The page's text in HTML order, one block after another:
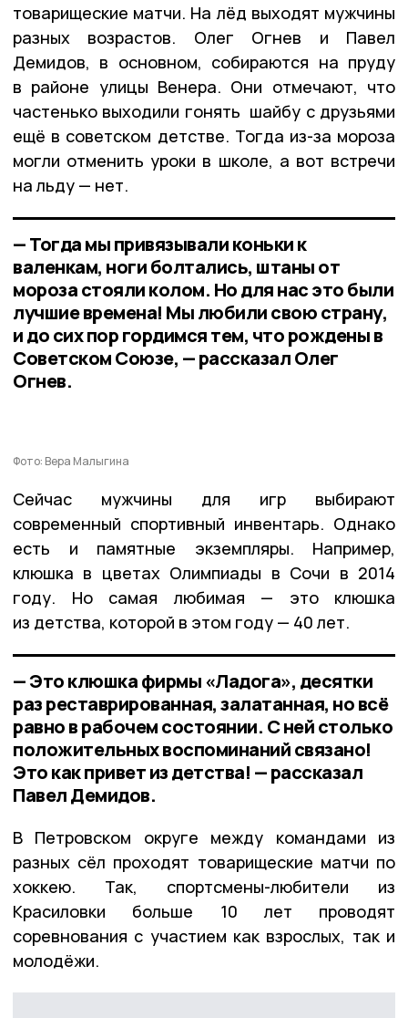
товарищеские матчи. На лёд выходят мужчины
разных возрастов. Олег Огнев и Павел
Демидов, в основном, собираются на пруду
в районе улицы Венера. Они отмечают, что
частенько выходили гонять шайбу с друзьями
ещё в советском детстве. Тогда из-за мороза
могли отменить уроки в школе, а вот встречи
на льду — нет.
— Тогда мы привязывали коньки к
валенкам, ноги болтались, штаны от
мороза стояли колом. Но для нас это были
лучшие времена! Мы любили свою страну,
и до сих пор гордимся тем, что рождены в
Советском Союзе, — рассказал Олег
Огнев.
Фото: Вера Малыгина
Сейчас мужчины для игр выбирают
современный спортивный инвентарь. Однако
есть и памятные экземпляры. Например,
клюшка в цветах Олимпиады в Сочи в 2014
году. Но самая любимая — это клюшка
из детства, которой в этом году — 40 лет.
— Это клюшка фирмы «Ладога», десятки
раз реставрированная, залатанная, но всё
равно в рабочем состоянии. С ней столько
положительных воспоминаний связано!
Это как привет из детства! — рассказал
Павел Демидов.
В Петровском округе между командами из
разных сёл проходят товарищеские матчи по
хоккею. Так, спортсмены-любители из
Красиловки больше 10 лет проводят
соревнования с участием как взрослых, так и
молодёжи.